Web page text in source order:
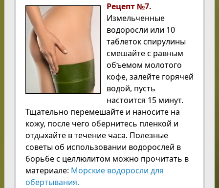
Рецепт №7.
Измельченные
водоросли или 10
таблеток спирулины
смешайте с равным
объемом молотого
кофе, залейте горячей
водой, пусть
настоится 15 минут.
Тщательно перемешайте и наносите на
кожу, после чего обернитесь пленкой и
отдыхайте в течение часа. Полезные
советы об использовании водорослей в
борьбе с целлюлитом можно прочитать в
материале: Морские водоросли для
обертывания.